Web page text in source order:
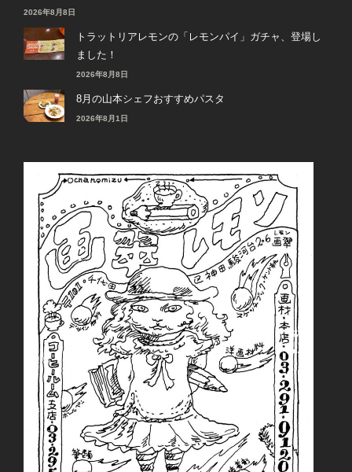
2026年8月8日
トラットリアレモンの「レモンパイ」ガチャ、登場し
ました！
2026年8月8日
8月の山本シェフおすすめパスタ
2026年8月1日